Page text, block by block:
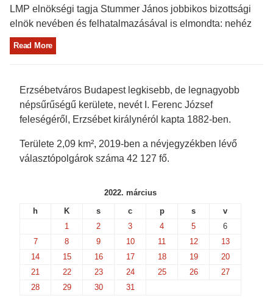
LMP elnökségi tagja Stummer János jobbikos bizottsági
elnök nevében és felhatalmazásával is elmondta: nehéz
Read More
Erzsébetváros Budapest legkisebb, de legnagyobb
népsűrűségű kerülete, nevét I. Ferenc József
feleségéről, Erzsébet királynéról kapta 1882-ben.
Területe 2,09 km², 2019-ben a névjegyzékben lévő
választópolgárok száma 42 127 fő.
2022. március
h
K s c p s
v
1
2 3 4 5
6
7
8 9 10 11 12
13
14
15 16 17 18 19
20
21
22 23 24 25 26
27
28
29 30 31